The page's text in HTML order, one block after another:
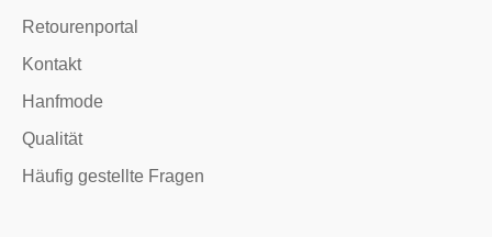
Retourenportal
Kontakt
Hanfmode
Qualität
Häufig gestellte Fragen